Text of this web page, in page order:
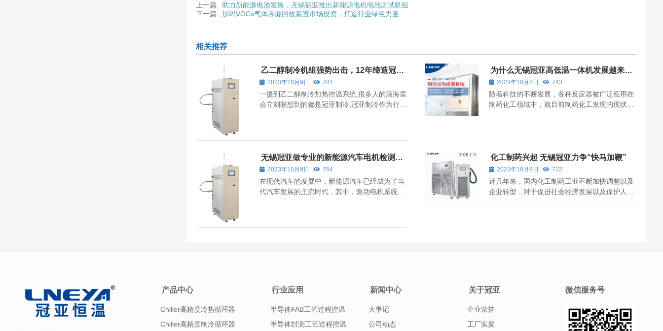
上一篇: 助力新能源电池发展，无锡冠亚推出新能源电机电池测试机组
下一篇: 加码VOCs气体冷凝回收装置市场投资，打造行业绿色力量
相关推荐
乙二醇制冷机组强势出击，12年缔造冠亚
品牌2023年10月9日 781
一提到乙二醇制冷加热控温系统,很多人的脑海里
会立刻联想到的都是冠亚制冷,冠亚制冷作为行业
为什么无锡冠亚高低温一体机发展越来越
好？2023年10月8日 743
随着科技的不断发展，各种反应器被广泛应用在
制药化工领域中，就目前制药化工发现的现状来
无锡冠亚做专业的新能源汽车电机检测系
统企业
2023年10月9日 754
在现代汽车的发展中，新能源汽车已经成为了当
代汽车发展的主流时代，其中，驱动电机系统作
化工制药兴起 无锡冠亚力争“快马加鞭”
2023年10月9日 722
近几年来，国内化工制药工业不断加快调整以及
企业转型，对于促进社会经济发展以及保护人民
产品中心
Chiller高精度冷热循环器
Chiller高精度制冷循环器
行业应用
半导体FAB工艺过程控温
半导体封测工艺过程控温
新闻中心
大事记
公司动态
关于冠亚
企业荣誉
工厂实景
微信服务号